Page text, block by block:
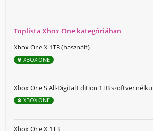
Toplista Xbox One kategóriában
Xbox One X 1TB (használt)
XBOX ONE
Xbox One S All-Digital Edition 1TB szoftver
XBOX ONE
Xbox One X 1TB